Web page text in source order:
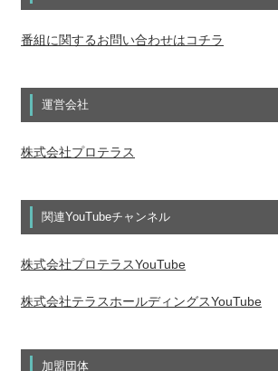
番組に関するお問い合わせはコチラ
運営会社
株式会社プロテラス
関連YouTubeチャンネル
株式会社プロテラスYouTube
株式会社テラスホールディングスYouTube
加盟団体